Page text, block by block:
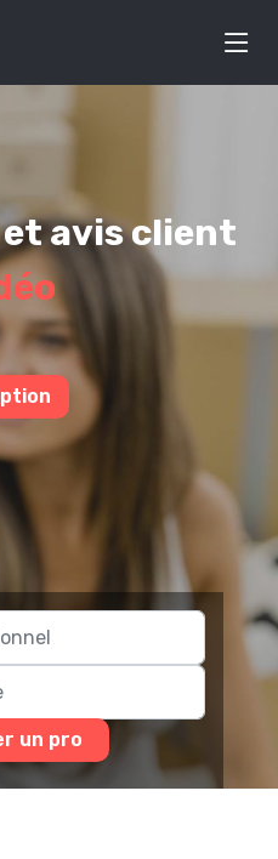
avis client
un pro